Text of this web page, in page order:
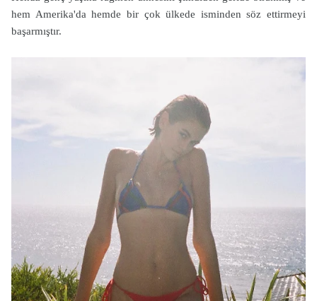
hem Amerika'da hemde bir çok ülkede isminden söz ettirmeyi
başarmıştır.